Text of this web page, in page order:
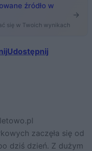
źródło w
się w Twoich wynikach
Udostępnij
zaczęła się od
dziś dzień. Z dużym